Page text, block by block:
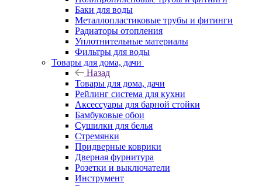
Баки для воды
Металлопластиковые трубы и фитинги
Радиаторы отопления
Уплотнительные материалы
Фильтры для воды
Товары для дома, дачи
Назад
Товары для дома, дачи
Рейлинг система для кухни
Аксессуары для барной стойки
Бамбуковые обои
Сушилки для белья
Стремянки
Придверные коврики
Дверная фурнитура
Розетки и выключатели
Инструмент